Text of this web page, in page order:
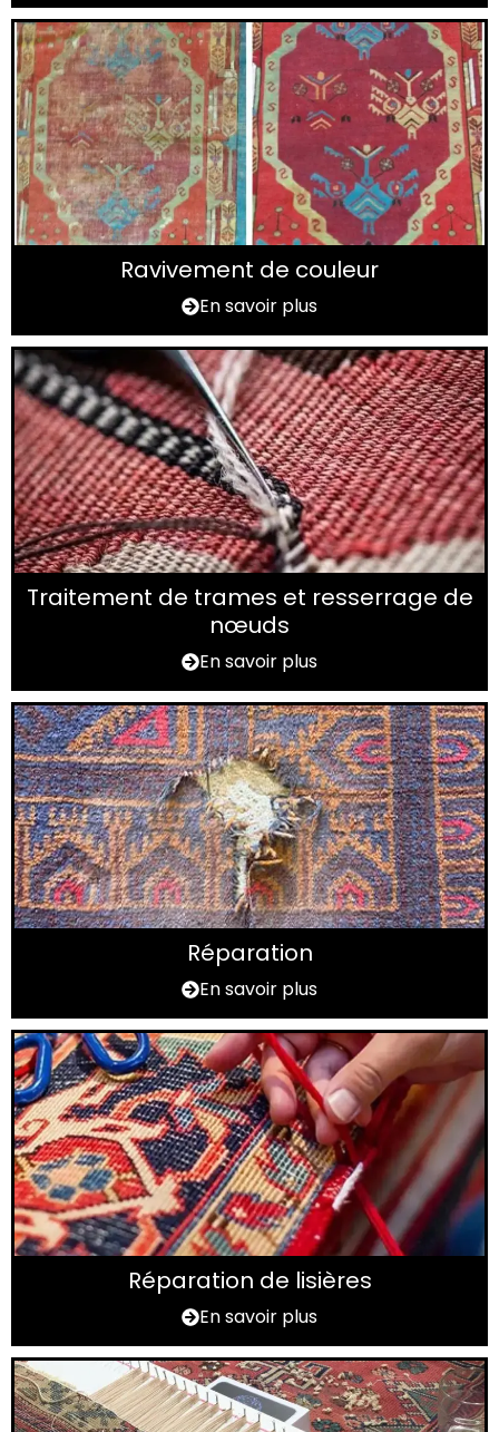
Ravivement de couleur
En savoir plus
Traitement de trames et resserrage de
nœuds
En savoir plus
Réparation
En savoir plus
Réparation de lisières
En savoir plus